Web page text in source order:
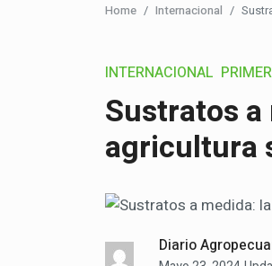
Home Internacional
INTERNACIONAL
Sustratos a
agricultura
Diario